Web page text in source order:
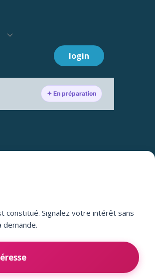
login
✦ En préparation
constitué. Signalez votre intérêt sans